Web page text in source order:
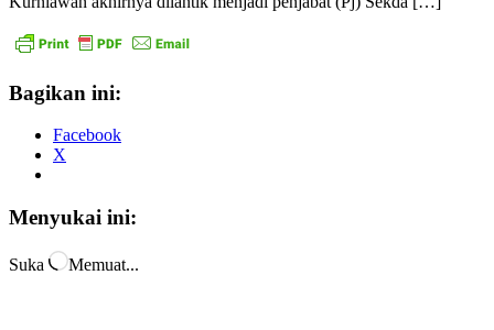
Bagikan ini:
Facebook
X
Menyukai ini:
Suka Memuat...